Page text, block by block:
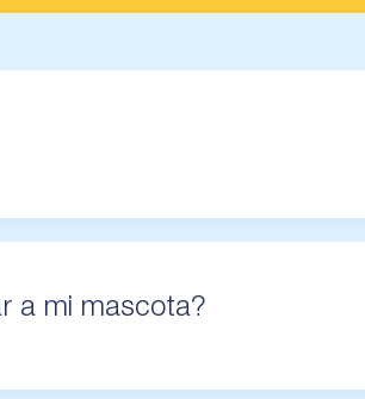
a mi mascota?